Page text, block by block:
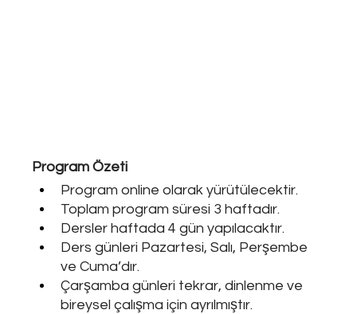
Program Özeti
Program online olarak yürütülecektir.
Toplam program süresi 3 haftadır.
Dersler haftada 4 gün yapılacaktır.
Ders günleri Pazartesi, Salı, Perşembe
ve Cuma’dır.
Çarşamba günleri tekrar, dinlenme ve
bireysel çalışma için ayrılmıştır.